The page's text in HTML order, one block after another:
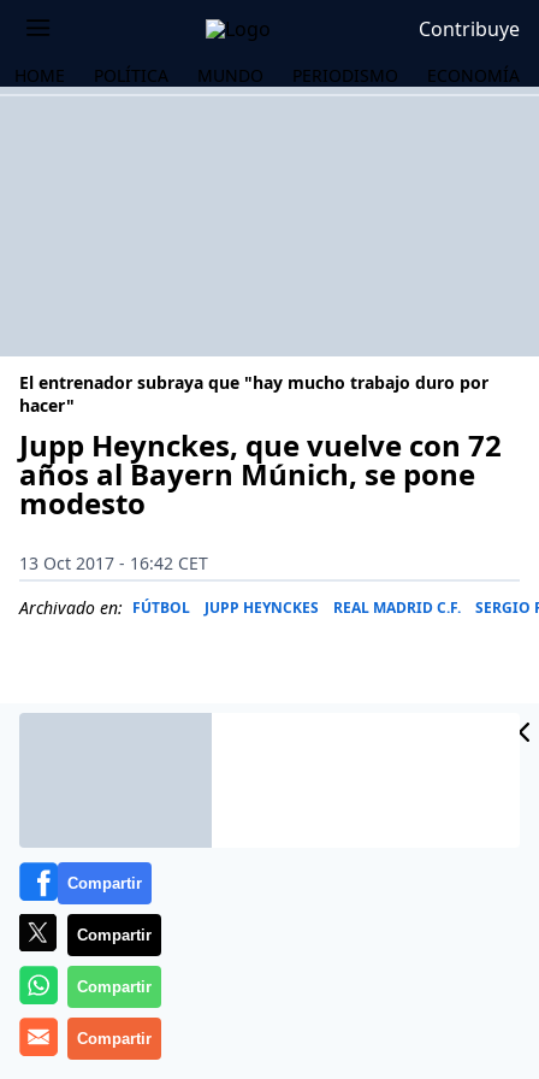
Contribuye
HOME POLÍTICA MUNDO PERIODISMO ECONOMÍA
El entrenador subraya que "hay mucho trabajo duro por
hacer"
Jupp Heynckes, que vuelve con 72
años al Bayern Múnich, se pone
modesto
13 Oct 2017 - 16:42 CET
Archivado en: FÚTBOL JUPP HEYNCKES REAL MADRID C.F. SERGIO
MUNICH (ALEMANIA), 13 (DPA/EP) El nuevo entrenador
del Bayern Múnich, el veterano Jupp Heynckes, se ha
mostrado optimista antes de su debut oficial, aunque
Compartir
Compartir
Compartir
Compartir